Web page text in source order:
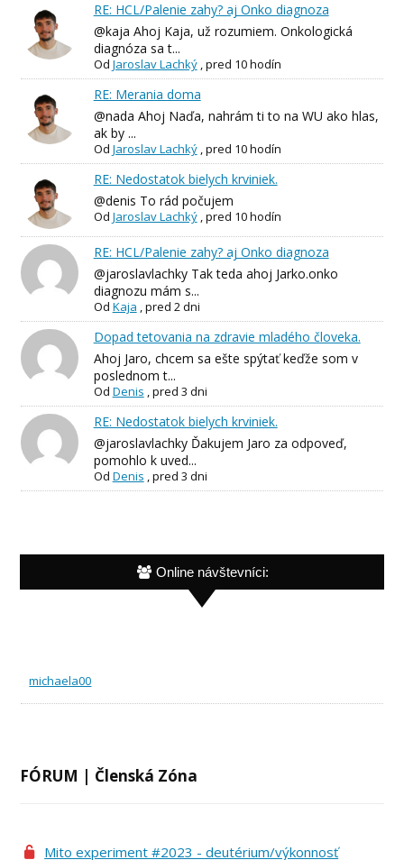
RE: HCL/Palenie zahy? aj Onko diagnoza
@kaja Ahoj Kaja, už rozumiem. Onkologická
diagnóza sa t...
Od Jaroslav Lachký,pred 10 hodín
RE: Merania doma
@nada Ahoj Naďa, nahrám ti to na WU ako hlas,
ak by ...
Od Jaroslav Lachký,pred 10 hodín
RE: Nedostatok bielych krviniek.
@denis To rád počujem
Od Jaroslav Lachký,pred 10 hodín
RE: HCL/Palenie zahy? aj Onko diagnoza
@jaroslavlachky Tak teda ahoj Jarko.onko
diagnozu mám s...
Od Kaja ,pred 2 dni
Dopad tetovania na zdravie mladého človeka.
Ahoj Jaro, chcem sa ešte spýtať keďže som v
poslednom t...
Od Denis ,pred 3 dni
RE: Nedostatok bielych krviniek.
@jaroslavlachky Ďakujem Jaro za odpoveď,
pomohlo k uved...
Od Denis ,pred 3 dni
Online návštevníci:
michaela00
FÓRUM | Členská Zóna
Mito experiment #2023 - deutérium/výkonnosť